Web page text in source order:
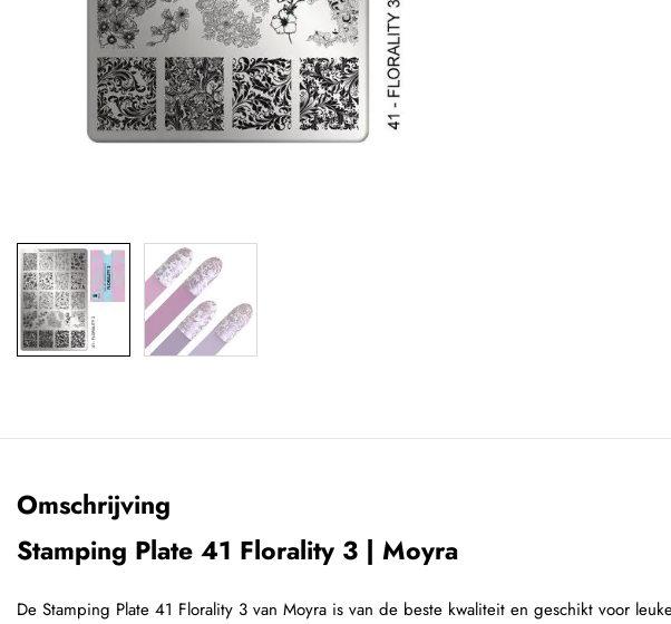
Omschrijving
Stamping Plate 41 Florality 3 | Moyra
De Stamping Plate 41 Florality 3 van Moyra is van de beste kwaliteit en geschikt voor